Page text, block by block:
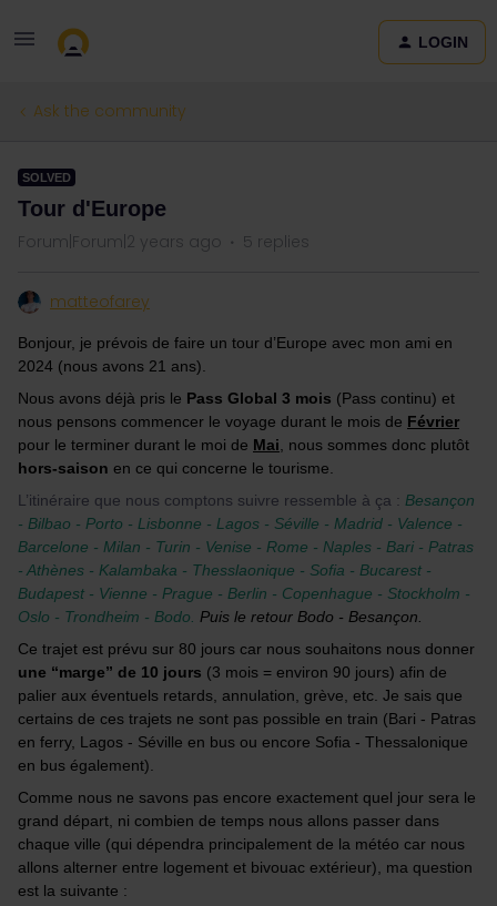
LOGIN
Ask the community
SOLVED
Tour d'Europe
Forum|Forum|2 years ago 5 replies
matteofarey
Bonjour, je prévois de faire un tour d’Europe avec mon ami en
2024 (nous avons 21 ans).
Nous avons déjà pris le Pass Global 3 mois (Pass continu) et
nous pensons commencer le voyage durant le mois de Février
pour le terminer durant le moi de Mai , nous sommes donc plutôt
hors-saison en ce qui concerne le tourisme.
L’itinéraire que nous comptons suivre ressemble à ça : Besançon
- Bilbao - Porto - Lisbonne - Lagos - Séville - Madrid - Valence -
Barcelone - Milan - Turin - Venise - Rome - Naples - Bari - Patras
- Athènes - Kalambaka - Thesslaonique - Sofia - Bucarest -
Budapest - Vienne - Prague - Berlin - Copenhague - Stockholm -
Oslo - Trondheim - Bodo. Puis le retour Bodo - Besançon.
Ce trajet est prévu sur 80 jours car nous souhaitons nous donner
une “marge” de 10 jours (3 mois = environ 90 jours) afin de
palier aux éventuels retards, annulation, grève, etc. Je sais que
certains de ces trajets ne sont pas possible en train (Bari - Patras
en ferry, Lagos - Séville en bus ou encore Sofia - Thessalonique
en bus également).
Comme nous ne savons pas encore exactement quel jour sera le
grand départ, ni combien de temps nous allons passer dans
chaque ville (qui dépendra principalement de la météo car nous
allons alterner entre logement et bivouac extérieur), ma question
est la suivante :